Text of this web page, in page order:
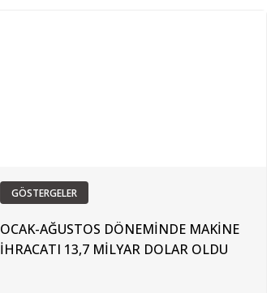
GÖSTERGELER
OCAK-AĞUSTOS DÖNEMİNDE MAKİNE
İHRACATI 13,7 MİLYAR DOLAR OLDU